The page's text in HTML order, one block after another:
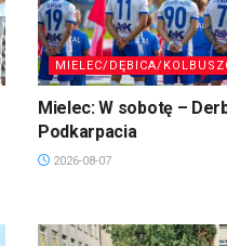
MIELEC/DĘBICA/
Mielec: W sobotę –
Podkarpacia
2026-08-07